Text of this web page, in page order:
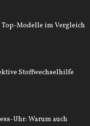
Top-Modelle im Vergleich
Stoffwechselhilfe
Uhr: Warum auch